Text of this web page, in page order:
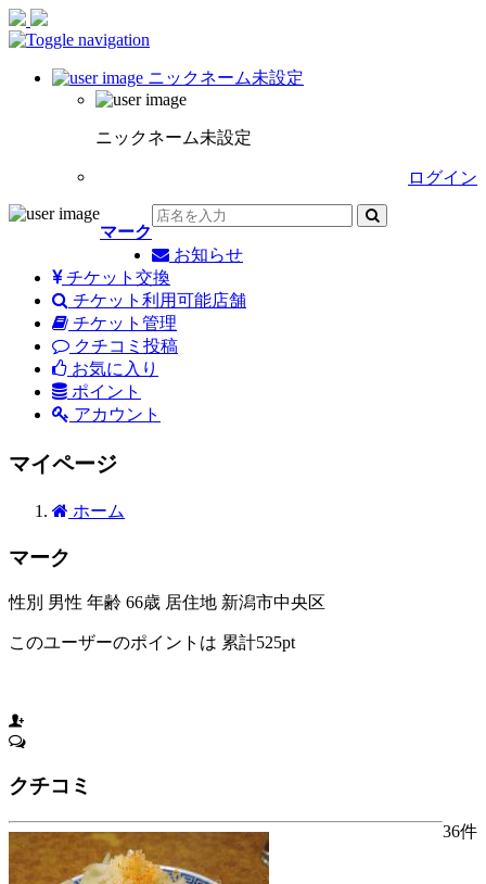
Toggle navigation
ニックネーム未設定
ニックネーム未設定
ログイン
マーク
お知らせ
チケット交換
チケット利用可能店舗
チケット管理
クチコミ投稿
お気に入り
ポイント
アカウント
マイページ
ホーム
マーク
性別 男性 年齢 66歳 居住地 新潟市中央区
このユーザーのポイントは 累計525pt
クチコミ
36件